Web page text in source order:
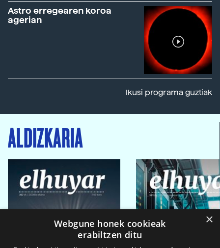
Astro erregearen koroa
agerian
Ikusi programa guztiak
ALDIZKARIA
×
Webgune honek cookieak
erabiltzen ditu